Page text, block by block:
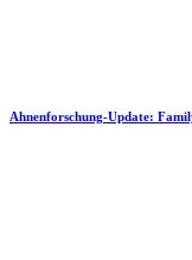
Ahnenforschung-Update: